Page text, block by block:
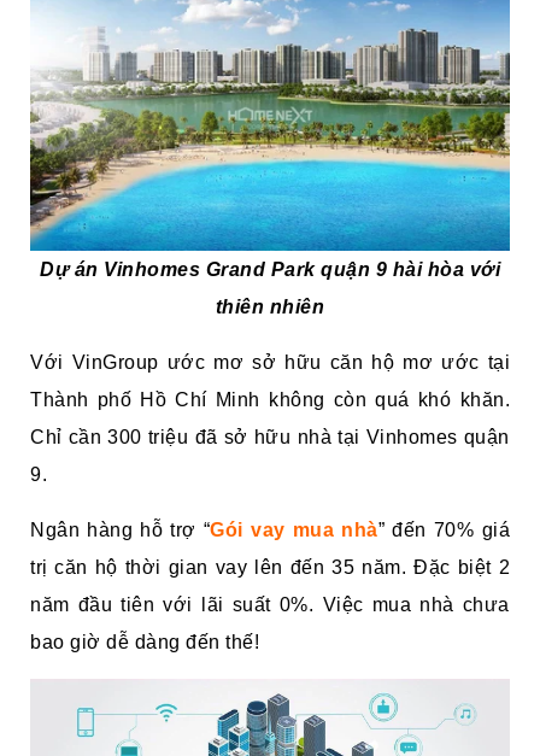
Dự án Vinhomes Grand Park quận 9 hài hòa với
thiên nhiên
Với VinGroup ước mơ sở hữu căn hộ mơ ước tại
Thành phố Hồ Chí Minh không còn quá khó khăn.
Chỉ cần 300 triệu đã sở hữu nhà tại Vinhomes quận
9.
Ngân hàng hỗ trợ “Gói vay mua nhà” đến 70% giá
trị căn hộ thời gian vay lên đến 35 năm. Đặc biệt 2
năm đầu tiên với lãi suất 0%. Việc mua nhà chưa
bao giờ dễ dàng đến thế!